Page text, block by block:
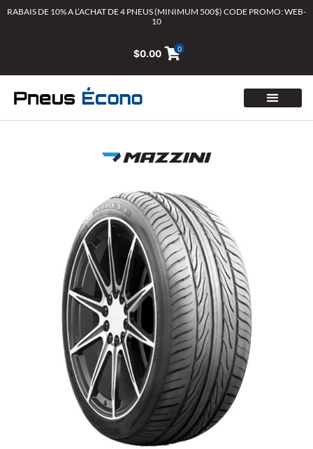
AllerRABAIS DE 10% A L’ACHAT DE 4 PNEUS (MINIMUM 500$) CODE PROMO: WEB-
10
$0.00 0